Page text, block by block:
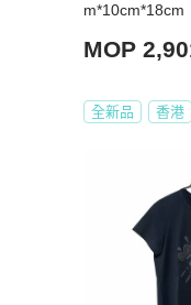
m*10cm*18cm
MOP
全新品 香港